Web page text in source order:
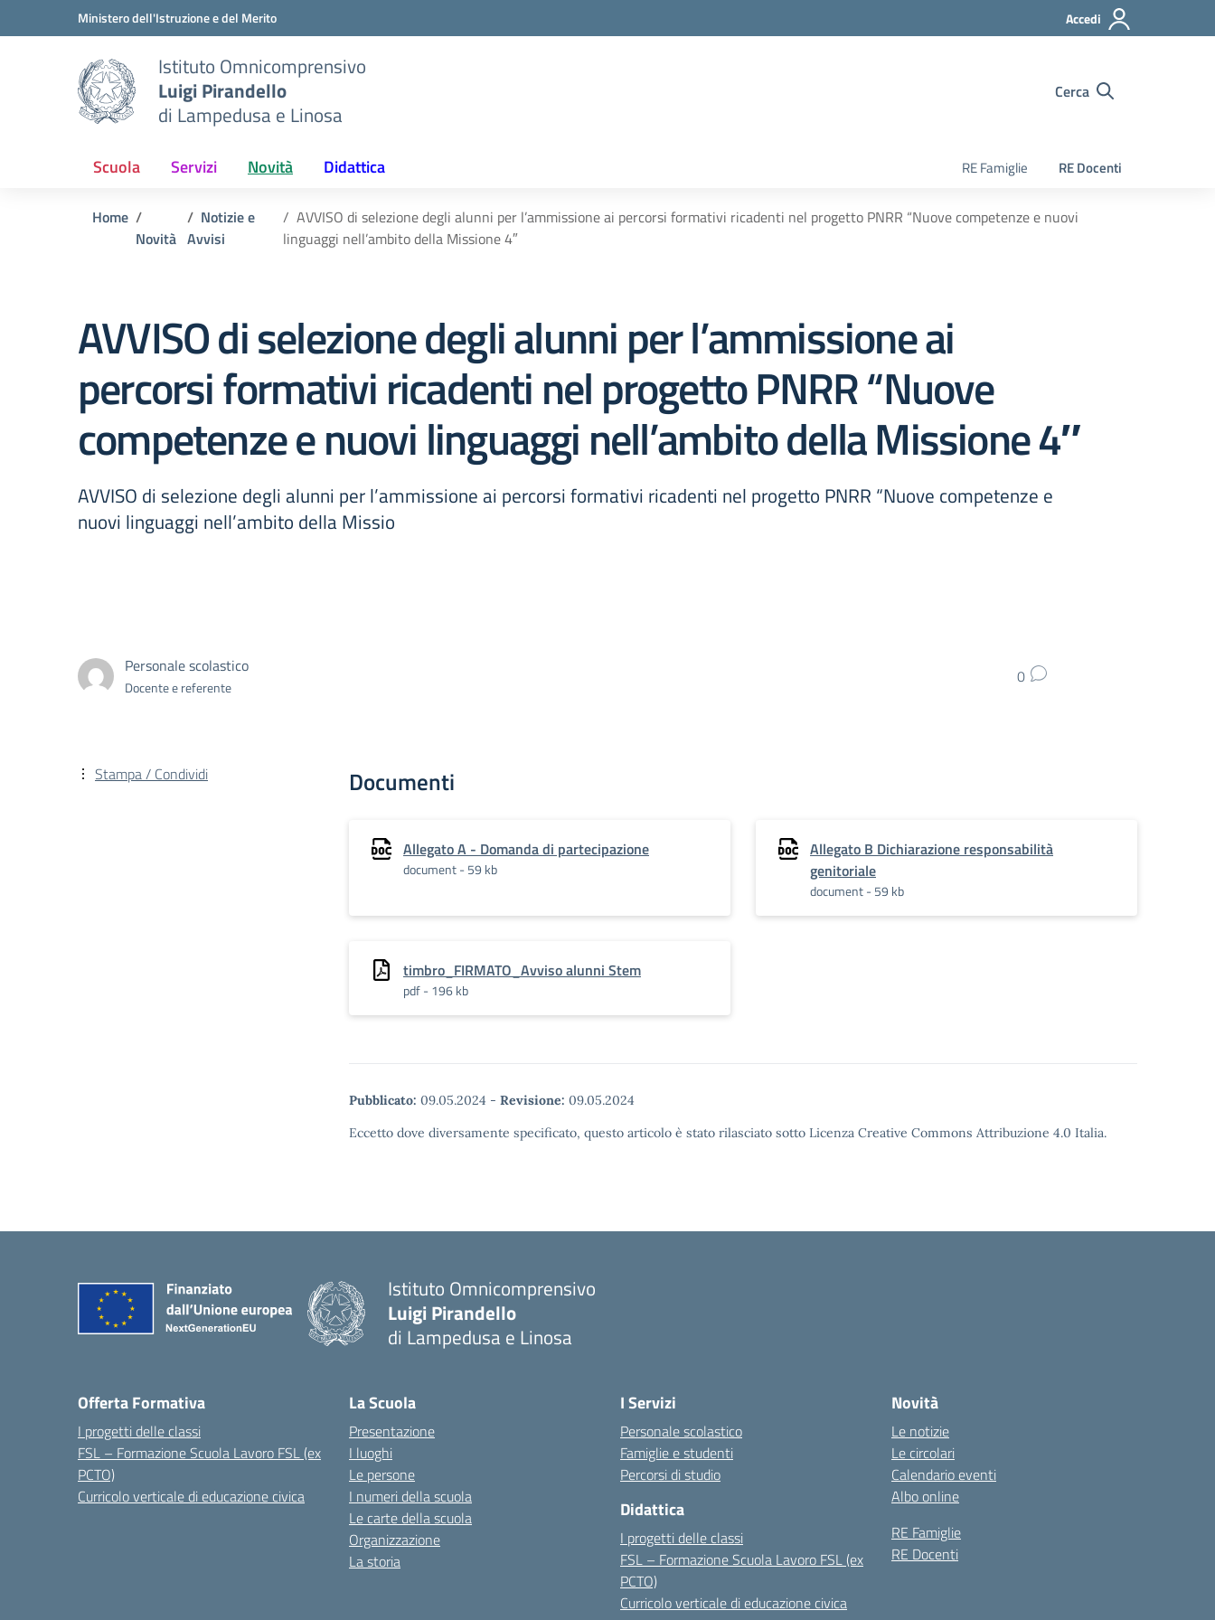
Vai ai contenuti
Vai al menu di navigazioneMinistero dell'Istruzione e del Merito Accedi
Istituto Omnicomprensivo
Luigi Pirandello
di Lampedusa e Linosa
Cerca
Scuola Servizi Novità Didattica RE Famiglie RE Docenti
Home
Novità
Notizie e
Avvisi
AVVISO di selezione degli alunni per l’ammissione ai percorsi formativi ricadenti nel progetto PNRR “Nuove competenze e nuovi
linguaggi nell’ambito della Missione 4″
AVVISO di selezione degli alunni per l’ammissione ai
percorsi formativi ricadenti nel progetto PNRR “Nuove
competenze e nuovi linguaggi nell’ambito della Missione 4″
AVVISO di selezione degli alunni per l’ammissione ai percorsi formativi ricadenti nel progetto PNRR “Nuove competenze e
nuovi linguaggi nell’ambito della Missio
Personale scolastico
Docente e referente 0
Documenti
Allegato A - Domanda di partecipazione
document - 59 kb
Allegato B Dichiarazione responsabilità
genitoriale
document - 59 kb
timbro_FIRMATO_Avviso alunni Stem
pdf - 196 kb
Pubblicato: 09.05.2024 - Revisione: 09.05.2024
Eccetto dove diversamente specificato, questo articolo è stato rilasciato sotto Licenza Creative Commons Attribuzione 4.0 Italia.
Stampa / Condividi
Istituto Omnicomprensivo
Luigi Pirandello
di Lampedusa e Linosa
Offerta Formativa
I progetti delle classi
FSL – Formazione Scuola Lavoro FSL (ex
PCTO)
Curricolo verticale di educazione civica
La Scuola
Presentazione
I luoghi
Le persone
I numeri della scuola
Le carte della scuola
Organizzazione
La storia
I Servizi
Personale scolastico
Famiglie e studenti
Percorsi di studio
Didattica
I progetti delle classi
FSL – Formazione Scuola Lavoro FSL (ex
PCTO)
Curricolo verticale di educazione civica
Novità
Le notizie
Le circolari
Calendario eventi
Albo online
RE Famiglie
RE Docenti